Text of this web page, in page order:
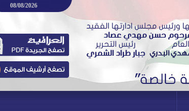
08/08/2026